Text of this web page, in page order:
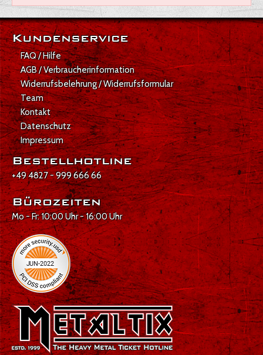
DE|EN
Anmelden
Kundenservice
FAQ / Hilfe
AGB / Verbraucherinformation
Widerrufsbelehrung / Widerrufsformular
Team
Kontakt
Datenschutz
Impressum
Bestellhotline
+49 4827 - 999 666 66
Bürozeiten
Mo - Fr: 10:00 Uhr - 16:00 Uhr